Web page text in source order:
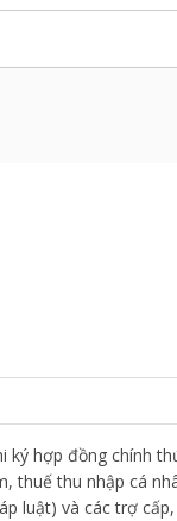
ký hợp đồng chính
thuế thu nhập cá
luật) và các trợ